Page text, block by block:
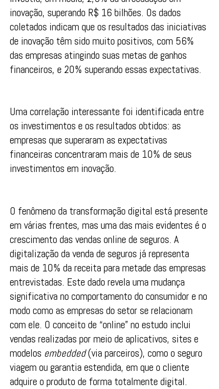
inovação, superando R$ 16 bilhões. Os dados
coletados indicam que os resultados das iniciativas
de inovação têm sido muito positivos, com 56%
das empresas atingindo suas metas de ganhos
financeiros, e 20% superando essas expectativas.
Uma correlação interessante foi identificada entre
os investimentos e os resultados obtidos: as
empresas que superaram as expectativas
financeiras concentraram mais de 10% de seus
investimentos em inovação.
O fenômeno da transformação digital está presente
em várias frentes, mas uma das mais evidentes é o
crescimento das vendas online de seguros. A
digitalização da venda de seguros já representa
mais de 10% da receita para metade das empresas
entrevistadas. Este dado revela uma mudança
significativa no comportamento do consumidor e no
modo como as empresas do setor se relacionam
com ele. O conceito de “online” no estudo inclui
vendas realizadas por meio de aplicativos, sites e
modelos embedded(via parceiros), como o seguro
viagem ou garantia estendida, em que o cliente
adquire o produto de forma totalmente digital.